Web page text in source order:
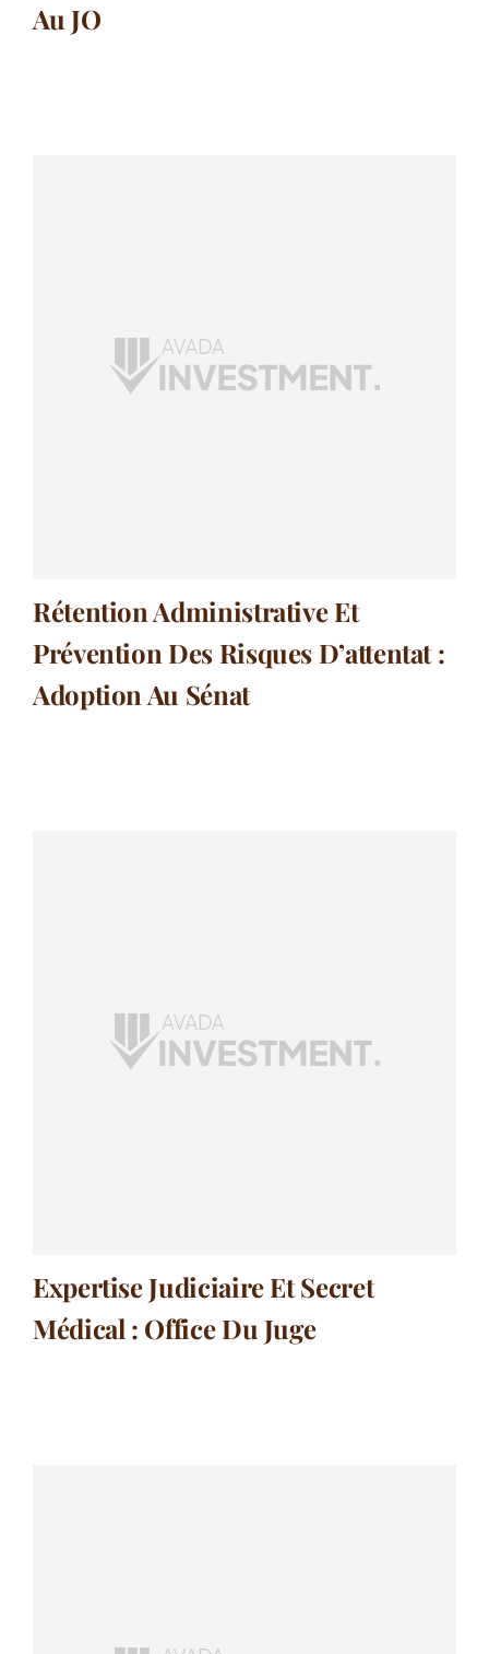
Au JO
Rétention Administrative Et
Prévention Des Risques D’attentat :
Adoption Au Sénat
Expertise Judiciaire Et Secret
Médical : Office Du Juge